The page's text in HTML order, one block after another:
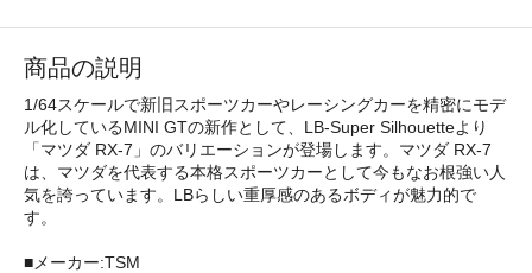
商品の説明
1/64スケールで新旧スポーツカーやレーシングカーを精密にモデ
ル化しているMINI GTの新作として、LB-Super Silhouetteより
「マツダ RX-7」のバリエーションが登場します。マツダ RX-7
は、マツダを代表する本格スポーツカーとして今もなお根強い人
気を誇っています。LBらしい重厚感のあるボディが魅力的で
す。
■メーカー:TSM